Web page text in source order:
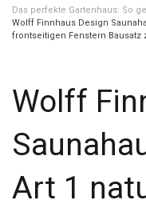
Das perfekte Gartenhaus: So
Wolff Finnhaus Design
frontseitigen Fenstern Bausatz
Wolff
Art 1